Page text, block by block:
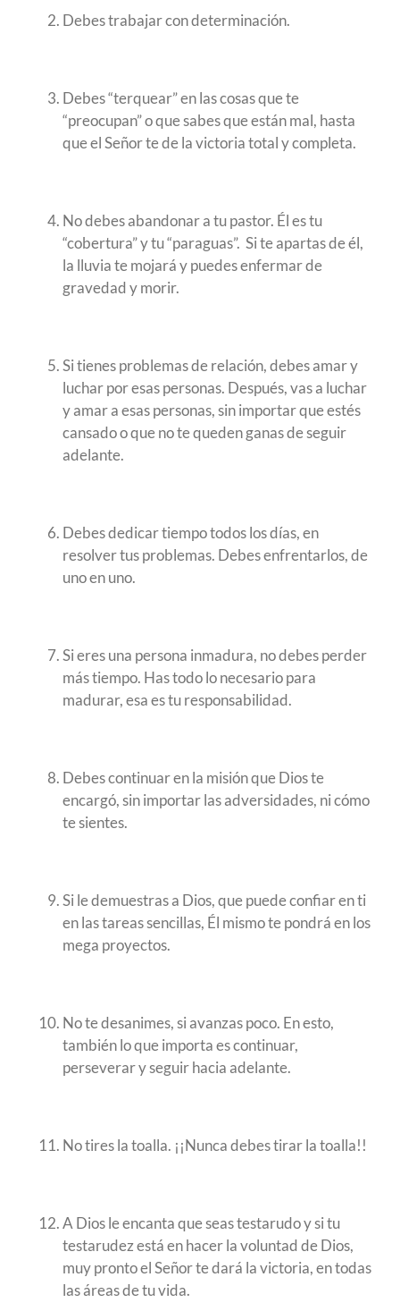
Debes trabajar con determinación.
Debes “terquear” en las cosas que te
“preocupan” o que sabes que están mal, hasta
que el Señor te de la victoria total y completa.
No debes abandonar a tu pastor. Él es tu
“cobertura” y tu “paraguas”. Si te apartas de él,
la lluvia te mojará y puedes enfermar de
gravedad y morir.
Si tienes problemas de relación, debes amar y
luchar por esas personas. Después, vas a luchar
y amar a esas personas, sin importar que estés
cansado o que no te queden ganas de seguir
adelante.
Debes dedicar tiempo todos los días, en
resolver tus problemas. Debes enfrentarlos, de
uno en uno.
Si eres una persona inmadura, no debes perder
más tiempo. Has todo lo necesario para
madurar, esa es tu responsabilidad.
Debes continuar en la misión que Dios te
encargó, sin importar las adversidades, ni cómo
te sientes.
Si le demuestras a Dios, que puede confiar en ti
en las tareas sencillas, Él mismo te pondrá en los
mega proyectos.
No te desanimes, si avanzas poco. En esto,
también lo que importa es continuar,
perseverar y seguir hacia adelante.
No tires la toalla. ¡¡Nunca debes tirar la toalla!!
A Dios le encanta que seas testarudo y si tu
testarudez está en hacer la voluntad de Dios,
muy pronto el Señor te dará la victoria, en todas
las áreas de tu vida.